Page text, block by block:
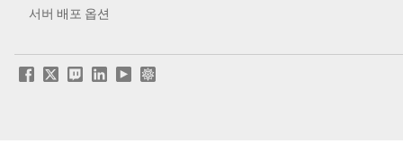
서버 배포 옵션